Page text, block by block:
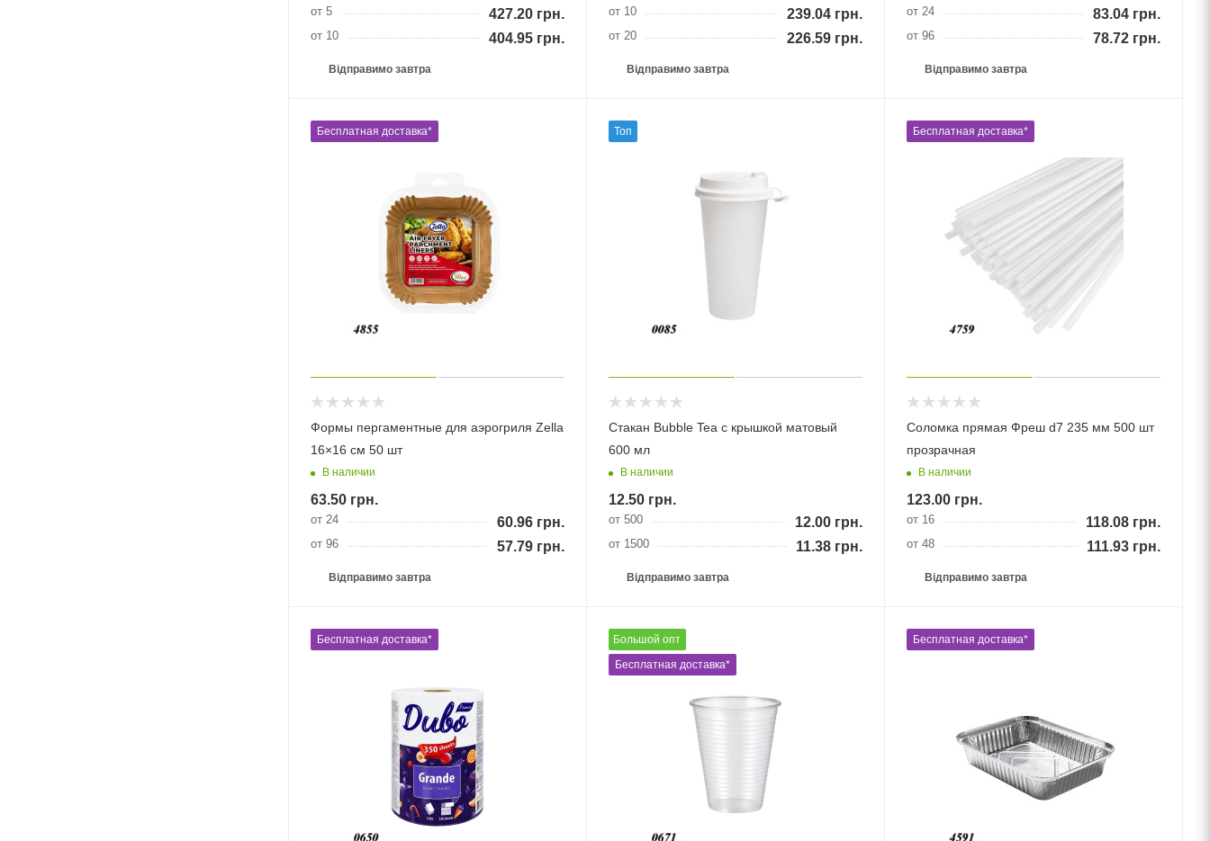
от 5 427.20грн.
от 10 404.95грн.
Відправимо завтра
от 10 239.04грн.
от 20 226.59грн.
Відправимо завтра
от 24 83.04грн.
от 96 78.72грн.
Відправимо завтра
Бесплатная доставка*
Формы пергаментные для аэрогриля Zella
16×16 см 50 шт
В наличии
63.50 грн.
от 24 60.96грн.
от 96 57.79грн.
Відправимо завтра
Топ
Стакан Bubble Tea с крышкой матовый
600 мл
В наличии
12.50грн.
от 500 12.00грн.
от 1500 11.38грн.
Відправимо завтра
Бесплатная доставка*
Соломка прямая Фреш d7 235 мм 500 шт
прозрачная
В наличии
123.00грн.
от 16 118.08грн.
от 48 111.93грн.
Відправимо завтра
Бесплатная доставка*
Великий гурт
Бесплатная доставка*
Бесплатная доставка*